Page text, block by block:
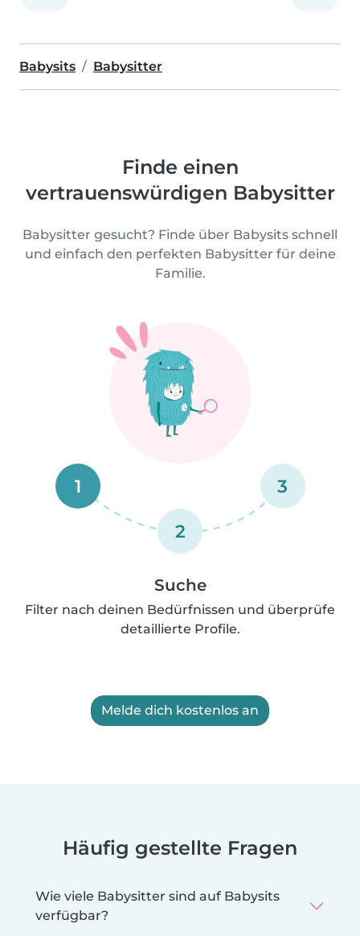
Babysits Babysitter
Finde einen
vertrauenswürdigen Babysitter
Babysitter gesucht? Finde über Babysits schnell
und einfach den perfekten Babysitter für deine
Familie.
1
2
3
Suche
Filter nach deinen Bedürfnissen und überprüfe
detaillierte Profile.
Melde dich kostenlos an
Häufig gestellte Fragen
Wie viele Babysitter sind auf Babysits
verfügbar?